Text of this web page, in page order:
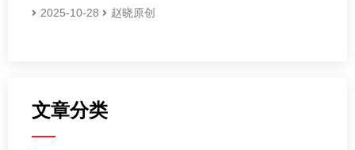
2025-10-28 赵晓原创
文章分类